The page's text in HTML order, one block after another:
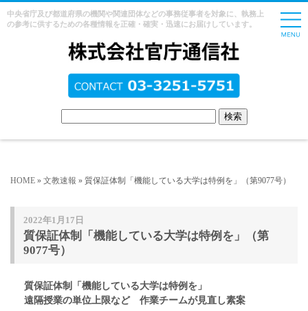
中央省庁及び都道府県の機関や関連団体などの事務従事者を対象に、執務上
の参考に供するための各種情報を正確・確実・迅速にお届けしています。
HOME » 文教速報 » 質保証体制「機能している大学は特例を」（第9077号）
2022年1月17日
質保証体制「機能している大学は特例を」（第
9077号）
質保証体制「機能している大学は特例を」
遠隔授業の単位上限など 作業チームが見直し素案